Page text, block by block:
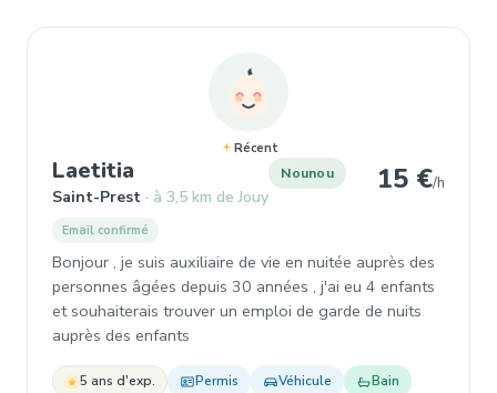
Récent
Laetitia , Nounou à Saint-Prest
Saint-Prest à 3,5 km de Jouy
Nounou 15 €/h
Email confirmé
Bonjour , je suis auxiliaire de vie en nuitée auprès des
personnes âgées depuis 30 années , j'ai eu 4 enfants
et souhaiterais trouver un emploi de garde de nuits
auprès des enfants
5 ans d'exp. Permis Véhicule
Bain